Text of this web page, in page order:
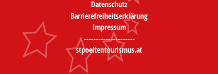
Datenschutz
Barrierefreiheitserklärung
Impressum
---------------------
stpoeltentourismus.at